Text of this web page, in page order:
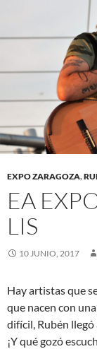
EXPO ZARAGOZA,
EA
LIS
10 JUNIO, 2017
Hay artistas que
que nacen con
difícil, Rubén llegó
¡Y qué gozó